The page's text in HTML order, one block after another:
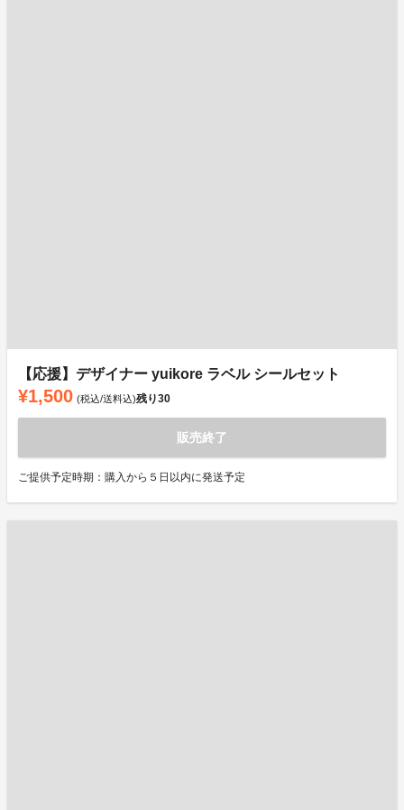
【応援】デザイナー yuikore ラベル シールセット
¥1,500 (税込/送料込)残り30
販売終了
ご提供予定時期：購入から５日以内に発送予定